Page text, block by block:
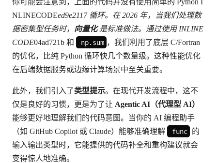
你可能会注意到，上面的代码并没有使用简单的 Python I
NLINECODEed9e2117 循环。在 2026 年，当我们处理数
据密集型任务时， 向量化是标准做法。通过使用 INLINE
CODE04ad721b 和 np.sum ，我们利用了底层 C/Fortran
的优化，比纯 Python 循环快几个数量级。这种性能优化
在后端数据服务或边缘计算场景中至关重要。
此外，我们引入了类型提示。在现代开发流程中，这不
仅是良好的习惯，更是为了让 Agentic AI（代理型 AI）
能够更好地理解我们的代码意图。当你的 AI 编程助手
（如 GitHub Copilot 或 Claude）能够准确理解
func
的
输入输出类型时，它能提供的代码补全和重构建议就会
变得惊人地准确。